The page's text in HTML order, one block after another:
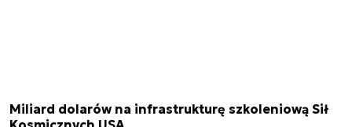
Miliard dolarów na infrastrukturę szkoleniową Sił